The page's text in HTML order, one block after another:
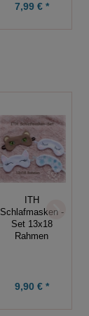
7,99 € *
ITH
Schlafmasken -
Set 13x18
Rahmen
9,90 € *